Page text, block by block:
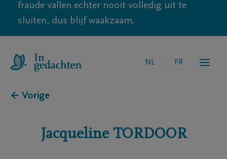
fraude vallen echter nooit volledig uit te
sluiten, dus blijf waakzaam.
NL FR
← Vorige
Jacqueline TORDOOR